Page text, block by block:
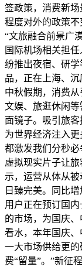
签政策，消费新
程度对外的政策不
“文旅融合前景广
国际机场相关担
纷推出夜宿、研
品，正在上海、
中秋假期，消费
文娱、旅逛休闲
面镜子。吸引旅
为世界经济注入更
都激发我们分秒
虚拟现实片子让
示，运营从体从
日臻完美。同比
用户正在预订国
的市场，为国庆
看水，本年国庆
一大市场供给更
费“留量”。”新征